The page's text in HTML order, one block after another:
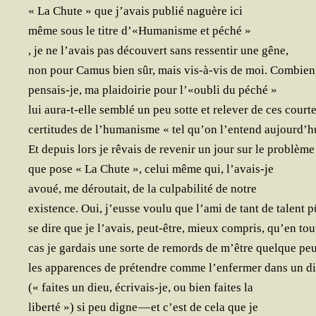
« La Chute » que j’a­vais publié naguère ici
même sous le titre d’«Humanisme et péché »
, je ne l’a­vais pas décou­vert sans res­sen­tir une gêne,
non pour Camus bien sûr, mais vis-à-vis de moi.
pen­sais-je, ma plai­doi­rie pour l’«oubli du péché »
lui aura-t-elle sem­blé un peu sotte et rele­ver de ces
cer­ti­tudes de l’hu­ma­nisme « tel qu’on l’en­tend
Et depuis lors je rêvais de reve­nir un jour sur le problème
que pose « La Chute », celui même qui, l’avais-je
avoué, me dérou­tait, de la culpa­bi­li­té de notre
exis­tence. Oui, j’eusse vou­lu que l’a­mi de tant de talent
se dire que je l’a­vais, peut-être, mieux com­pris, qu’en
cas je gar­dais une sorte de remords de m’être quelque
les appa­rences de pré­tendre comme l’en­fer­mer dans un
(« faites un dieu, écri­vais-je, ou bien faites la
liber­té ») si peu digne — et c’est de cela que je